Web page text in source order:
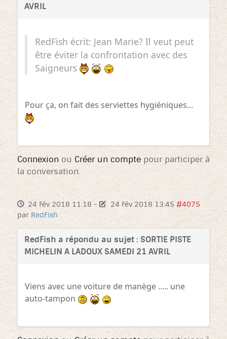
AVRIL
RedFish écrit: Jean Marie? Il veut peut
être éviter la confrontation avec des
Saigneurs
Pour ça, on fait des serviettes hygiéniques...
Connexionou Créer un compte pour participer à
la conversation.
24 Fév 2018 11:18 - 24 Fév 2018 13:45 #4075
parRedFish
RedFish a répondu au sujet : SORTIE PISTE
MICHELIN A LADOUX SAMEDI 21 AVRIL
Viens avec une voiture de manège ..... une
auto-tampon